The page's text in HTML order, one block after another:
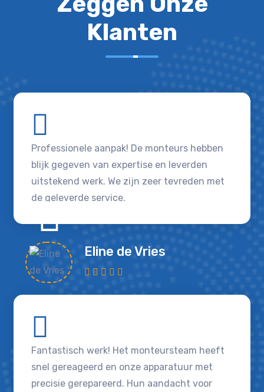
Klanten
Professionele aanpak! De monteurs hebben
blijk gegeven van expertise en leverden
uitstekend werk. We zijn zeer tevreden met
de geleverde service.
Eline de Vries
Fantastisch werk! Het monteursteam heeft
snel gereageerd en onze apparatuur met
precisie gerepareerd. Hun aandacht voor